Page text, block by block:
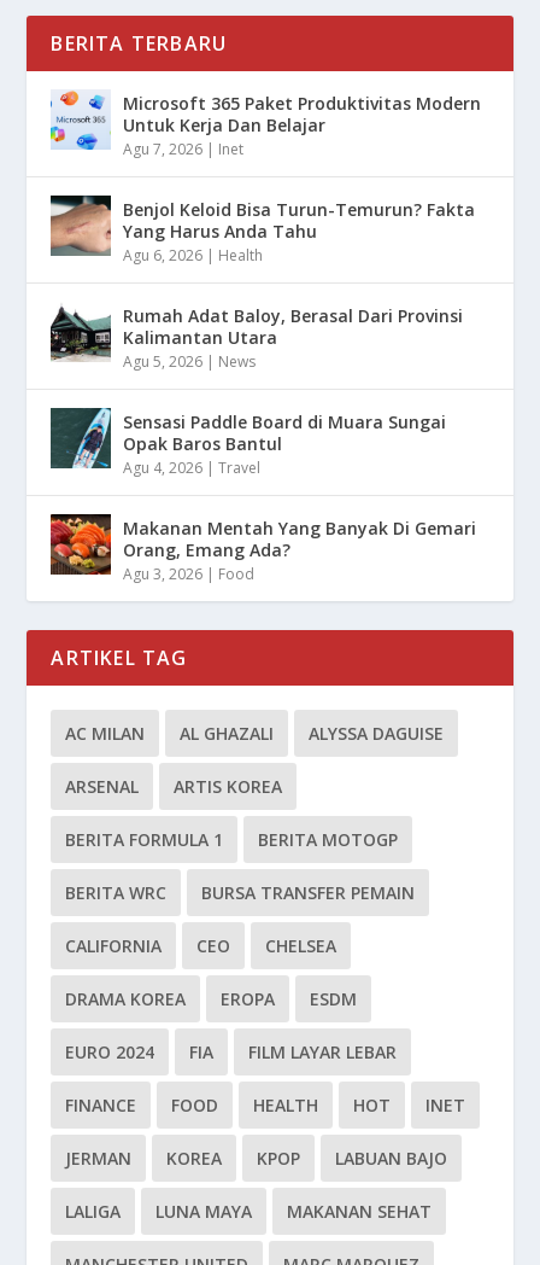
BERITA TERBARU
Microsoft 365 Paket Produktivitas Modern
Untuk Kerja Dan Belajar
Agu 7, 2026 | Inet
Benjol Keloid Bisa Turun-Temurun? Fakta
Yang Harus Anda Tahu
Agu 6, 2026 | Health
Rumah Adat Baloy, Berasal Dari Provinsi
Kalimantan Utara
Agu 5, 2026 | News
Sensasi Paddle Board di Muara Sungai
Opak Baros Bantul
Agu 4, 2026 |Travel
Makanan Mentah Yang Banyak Di Gemari
Orang, Emang Ada?
Agu 3, 2026 | Food
ARTIKEL TAG
AC MILAN AL GHAZALI ALYSSA DAGUISE
ARSENAL ARTIS KOREA
BERITA FORMULA 1 BERITA MOTOGP
BERITA WRC BURSA TRANSFER PEMAIN
CALIFORNIA CEO CHELSEA
DRAMA KOREA EROPA ESDM
EURO 2024 FIA FILM LAYAR LEBAR
FINANCE FOOD HEALTH HOT INET
JERMAN KOREA KPOP LABUAN BAJO
LALIGA LUNA MAYA MAKANAN SEHAT